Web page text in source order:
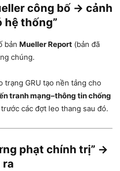
công bố → cảnh
hệ thống”
bản Mueller Report (bản đã
chúng.
trạng GRU tạo nền tảng cho
tranh mạng–thông tin chống
các đợt leo thang sau đó.
phạt chính trị” →
ra